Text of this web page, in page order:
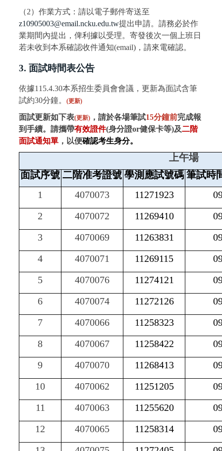
（2）作業方式：請以電子郵件寄送至
z10905003@email.ncku.edu.tw提出申請。請務必於作
業期間內提出，俾利據以受理。 寄發後次一個上班日
若未收到本系確認收件通知(email)，請來電確認。
3. 面試時間表公告
依據115.4.30本系招生委員會會議，更新為面試含筆
試約30分鐘。
(更新)
面試更新如下表(更新) ， 請於各場筆試15分鐘前完成報
到手續。 請攜帶有效證件(身分證or健保卡等)及二階
面試通知單 ，以便確認考生身分。
上午場
面試序號 二階准考證號 學測應試號碼 筆試時
1
4070073 11271923
2
4070072 11269410
3
4070069 11263831
4
4070071 11269115
5
4070076 11274121
6
4070074 11272126
7
4070066 11258323
8
4070067 11258422
9
4070070 11268413
10
4070062 11251205
11
4070063 11255620
12
4070065 11258314